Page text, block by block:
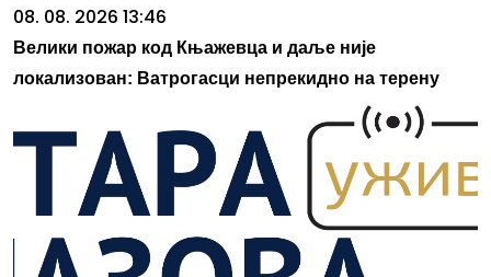
08. 08. 2026 13:46
Велики пожар код Књажевца и даље није
локализован: Ватрогасци непрекидно на терену